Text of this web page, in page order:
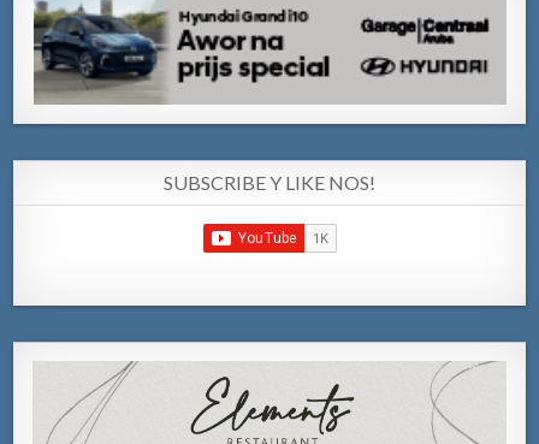
SUBSCRIBE Y LIKE NOS!